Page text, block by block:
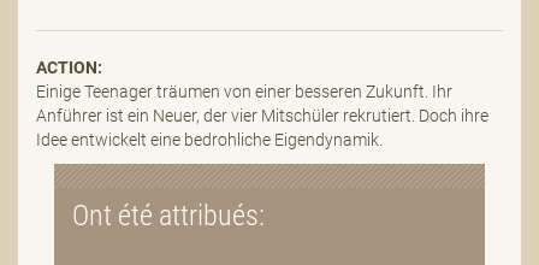
ACTION:
Einige Teenager träumen von einer besseren Zukunft. Ihr
Anführer ist ein Neuer, der vier Mitschüler rekrutiert. Doch ihre
Idee entwickelt eine bedrohliche Eigendynamik.
Ont été attribués: